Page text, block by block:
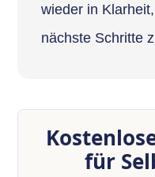
wieder in
nächste Schritte
für